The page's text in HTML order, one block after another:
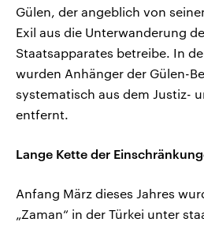
Gülen, der angeblich von
Exil aus die Unterwanderung
Staatsapparates betreibe. In
wurden Anhänger der Gülen-
systematisch aus dem Justiz-
entfernt.
Lange Kette der
Anfang März dieses Jahres
„Zaman“ in der Türkei unter